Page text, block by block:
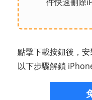
點擊下載按鈕後，
以下步驟解鎖